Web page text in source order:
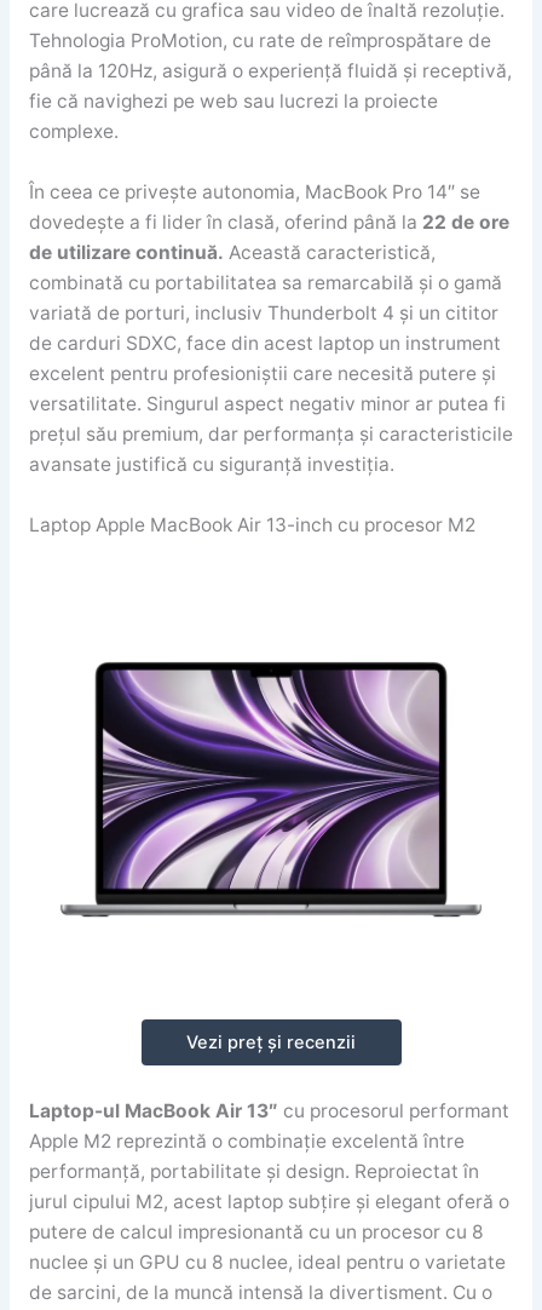
care lucrează cu grafica sau video de înaltă rezoluție.
Tehnologia ProMotion, cu rate de reîmprospătare de
până la 120Hz, asigură o experiență fluidă și receptivă,
fie că navighezi pe web sau lucrezi la proiecte
complexe.
În ceea ce privește autonomia, MacBook Pro 14″ se
dovedește a fi lider în clasă, oferind până la 22 de ore
de utilizare continuă. Această caracteristică,
combinată cu portabilitatea sa remarcabilă și o gamă
variată de porturi, inclusiv Thunderbolt 4 și un cititor
de carduri SDXC, face din acest laptop un instrument
excelent pentru profesioniștii care necesită putere și
versatilitate. Singurul aspect negativ minor ar putea fi
prețul său premium, dar performanța și caracteristicile
avansate justifică cu siguranță investiția.
Laptop Apple MacBook Air 13-inch cu procesor M2
Vezi preț și recenzii
Laptop-ul MacBook Air 13″ cu procesorul performant
Apple M2 reprezintă o combinație excelentă între
performanță, portabilitate și design. Reproiectat în
jurul cipului M2, acest laptop subțire și elegant oferă o
putere de calcul impresionantă cu un procesor cu 8
nuclee și un GPU cu 8 nuclee, ideal pentru o varietate
de sarcini, de la muncă intensă la divertisment. Cu o